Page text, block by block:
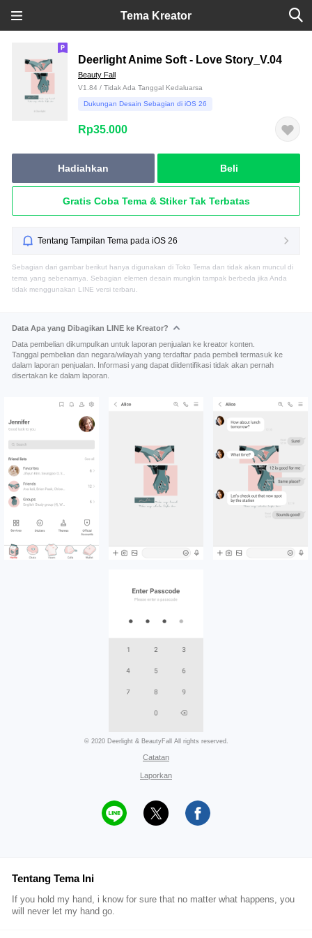
Tema Kreator
Deerlight Anime Soft - Love Story_V.04
Beauty Fall
V1.84 / Tidak Ada Tanggal Kedaluarsa
Dukungan Desain Sebagian di iOS 26
Rp35.000
Hadiahkan Beli
Gratis Coba Tema & Stiker Tak Terbatas
Tentang Tampilan Tema pada iOS 26
Sebagian dari gambar berikut hanya digunakan di Toko Tema dan tidak akan muncul di
tema yang sebenarnya. Sebagian elemen desain mungkin tampak berbeda jika Anda
tidak menggunakan LINE versi terbaru.
Data Apa yang Dibagikan LINE ke Kreator?
Data pembelian dikumpulkan untuk laporan penjualan ke kreator konten.
Tanggal pembelian dan negara/wilayah yang terdaftar pada pembeli termasuk ke
dalam laporan penjualan. Informasi yang dapat diidentifikasi tidak akan pernah
disertakan ke dalam laporan.
© 2020 Deerlight & BeautyFall All rights reserved.
Catatan
Laporkan
Tentang Tema Ini
If you hold my hand, i know for sure that no matter what happens, you
will never let my hand go.